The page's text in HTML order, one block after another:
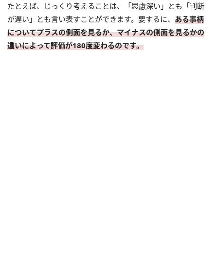
たとえば、じっくり考えることは、「思慮深い」とも「判断
が遅い」とも言い表すことができます。要するに、 ある事柄
についてプラスの側面を見るか、マイナスの側面を見るかの
違いによって評価が180度変わるのです。